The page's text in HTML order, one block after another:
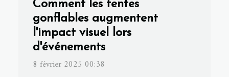
Comment les tentes
gonflables augmentent
l'impact visuel lors
d'événements
8 février 2025 00:38